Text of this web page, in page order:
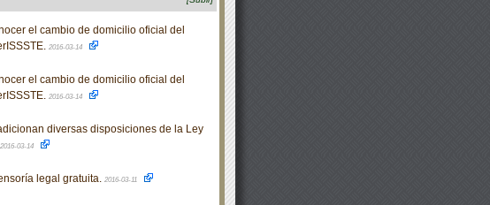
el cambio de domicilio oficial del
2016-03-14
el cambio de domicilio oficial del
2016-03-14
diversas disposiciones de la Ley
2016-03-14
legal gratuita. 2016-03-11